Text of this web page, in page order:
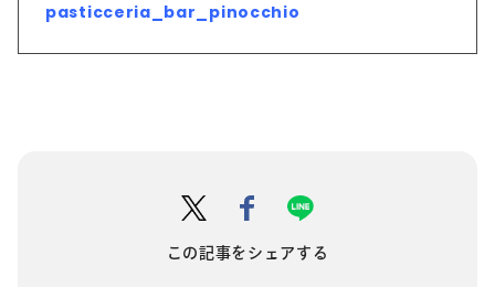
pasticceria_bar_pinocchio
この記事をシェアする